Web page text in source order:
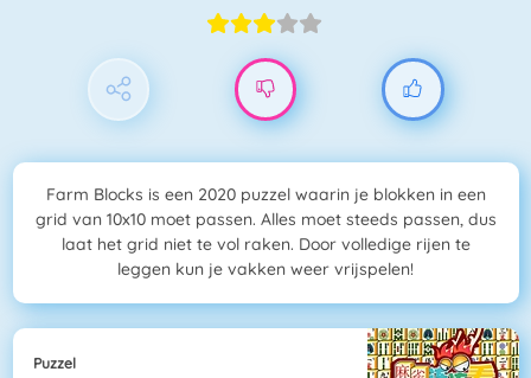
Farm Blocks is een 2020 puzzel waarin je blokken in een
grid van 10x10 moet passen. Alles moet steeds passen, dus
laat het grid niet te vol raken. Door volledige rijen te
leggen kun je vakken weer vrijspelen!
Puzzel